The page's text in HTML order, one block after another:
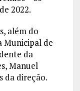
2022.
além do
Municipal de
da
Manuel
da direção.